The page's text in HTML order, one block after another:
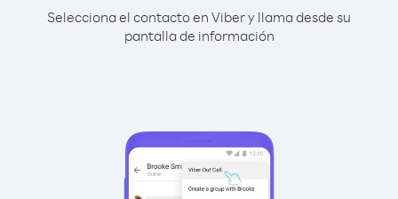
Selecciona el contacto en Viber y llama desde su
pantalla de información